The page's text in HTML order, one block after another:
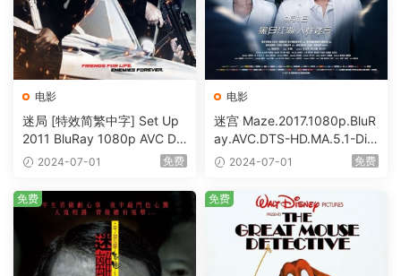
电影
迷局 [特效简繁中字] Set Up
2011 BluRay 1080p AVC DT
S-HD MA5.1-shhaclm@CHD
2024-07-01 免费
电影
迷宫 Maze.2017.1080p.BluR
ay.AVC.DTS-HD.MA.5.1-DiY
@HDHome [BDISO 19.7GB]
2024-07-01 免费
免费 免费